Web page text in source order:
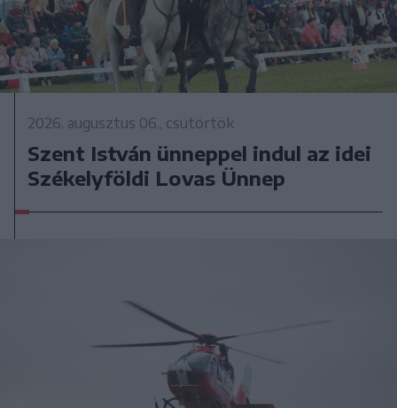
2026. augusztus 06., csütörtök
Szent István ünneppel indul az idei
Székelyföldi Lovas Ünnep